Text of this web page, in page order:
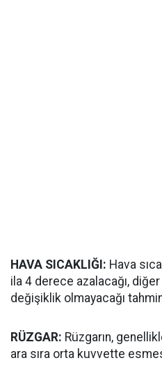
HAVA SICAKLIĞI: Hava
ila 4 derece azalacağı,
değişiklik olmayacağı
RÜZGAR: Rüzgarın,
ara sıra orta kuvvette